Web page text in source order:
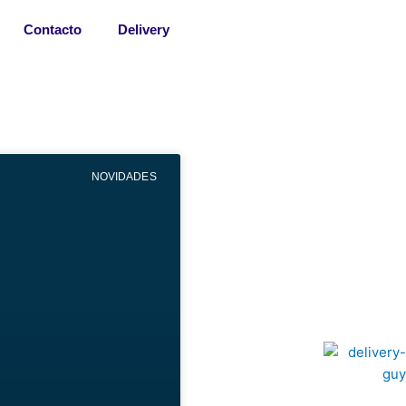
Contacto Delivery
NOVIDADES